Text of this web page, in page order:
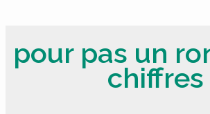
pour pas un
chiffres